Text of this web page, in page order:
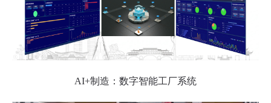
AI+制造：数字智能工厂系统